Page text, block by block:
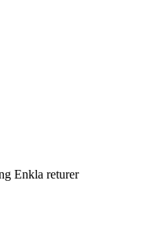
Enkla returer